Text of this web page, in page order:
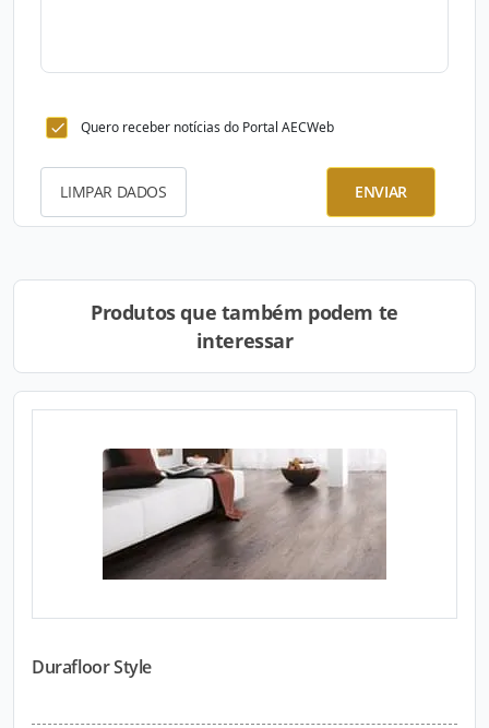
Quero receber notícias do Portal AECWeb
LIMPAR DADOS ENVIAR
Produtos que também podem te
interessar
Durafloor Style